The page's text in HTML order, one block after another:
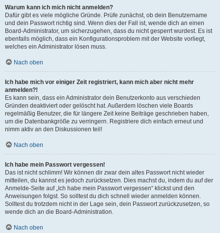
Warum kann ich mich nicht anmelden?
Dafür gibt es viele mögliche Gründe. Prüfe zunächst, ob dein Benutzername
und dein Passwort richtig sind. Wenn dies der Fall ist, wende dich an einen
Board-Administrator, um sicherzugehen, dass du nicht gesperrt wurdest. Es ist
ebenfalls möglich, dass ein Konfigurationsproblem mit der Website vorliegt,
welches ein Administrator lösen muss.
Nach oben
Ich habe mich vor einiger Zeit registriert, kann mich aber nicht mehr
anmelden?!
Es kann sein, dass ein Administrator dein Benutzerkonto aus verschieden
Gründen deaktiviert oder gelöscht hat. Außerdem löschen viele Boards
regelmäßig Benutzer, die für längere Zeit keine Beiträge geschrieben haben,
um die Datenbankgröße zu verringern. Registriere dich einfach erneut und
nimm aktiv an den Diskussionen teil!
Nach oben
Ich habe mein Passwort vergessen!
Das ist nicht schlimm! Wir können dir zwar dein altes Passwort nicht wieder
mitteilen, du kannst es jedoch zurücksetzen. Dies machst du, indem du auf der
Anmelde-Seite auf „Ich habe mein Passwort vergessen“ klickst und den
Anweisungen folgst. So solltest du dich schnell wieder anmelden können.
Solltest du trotzdem nicht in der Lage sein, dein Passwort zurückzusetzen, so
wende dich an die Board-Administration.
Nach oben